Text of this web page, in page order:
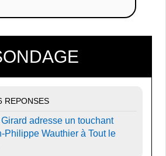
REPONSES
adresse un touchant
Philippe Wauthier à Tout le